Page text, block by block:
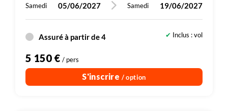
Samedi 05/06/2027 Samedi 19/06/2027
Assuré à partir de 4 Inclus : vol
5 150 € / pers
S'inscrire / option